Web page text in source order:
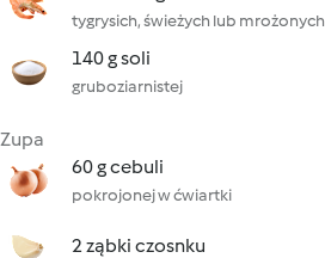
tygrysich, świeżych lub mrożonych
140 g soli
gruboziarnistej
Zupa
60 g cebuli
pokrojonej w ćwiartki
2 ząbki czosnku